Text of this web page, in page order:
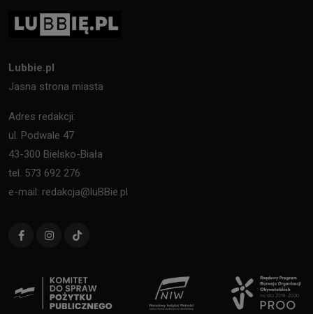
Lubbie.pl
Jasna strona miasta
Adres redakcji:
ul. Podwale 47
43-300 Bielsko-Biała
tel. 573 692 276
e-mail: redakcja@luBBie.pl